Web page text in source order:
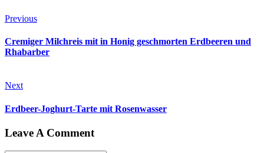
Previous
Cremiger Milchreis mit in Honig geschmorten Erdbeeren und
Rhabarber
Next
Erdbeer-Joghurt-Tarte mit Rosenwasser
Leave A Comment